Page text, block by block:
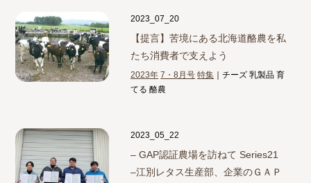
2023_07_20
【提言】苦境にある北海道酪農を私
たち消費者で支えよう
2023年 7・8月号 特集 ｜チーズ 乳製品 育
てる 酪農
2023_05_22
– GAP認証農場を訪ねて Series21
–江別レタス生産部、企業のＧＡＰ